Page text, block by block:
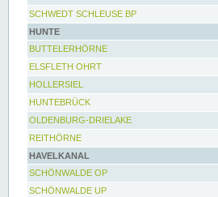
SCHWEDT SCHLEUSE BP
HUNTE
BUTTELERHÖRNE
ELSFLETH OHRT
HOLLERSIEL
HUNTEBRÜCK
OLDENBURG-DRIELAKE
REITHÖRNE
HAVELKANAL
SCHÖNWALDE OP
SCHÖNWALDE UP